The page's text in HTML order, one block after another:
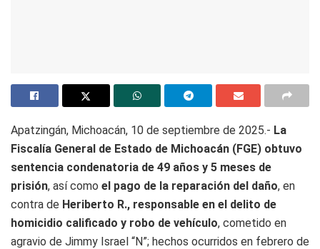
Apatzingán, Michoacán, 10 de septiembre de 2025.- La
Fiscalía General de Estado de Michoacán (FGE) obtuvo
sentencia condenatoria de 49 años y 5 meses de
prisión, así como el pago de la reparación del daño, en
contra de Heriberto R., responsable en el delito de
homicidio calificado y robo de vehículo, cometido en
agravio de Jimmy Israel “N”; hechos ocurridos en febrero de